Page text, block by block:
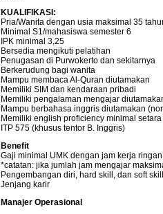
KUALIFIKASI:
Pria/Wanita dengan usia maksimal 35
Minimal S1/mahasiswa semester 6
IPK minimal 3,25
Bersedia mengikuti pelatihan
Penugasan di Purwokerto dan sekitarnya
Berkerudung bagi wanita
Mampu membaca Al-Quran diutamakan
Memiliki SIM dan kendaraan pribadi
Memiliki pengalaman mengajar
Mampu berbahasa inggris diutamakan
Memiliki english proficiency minimal setara
ITP 575 (khusus tentor B. Inggris)
Benefit
Gaji minimal UMK dengan jam kerja
*catatan: jika jumlah jam mengajar
Pengembangan diri, hard skill, dan soft skill
Jenjang karir
Manajer Operasional